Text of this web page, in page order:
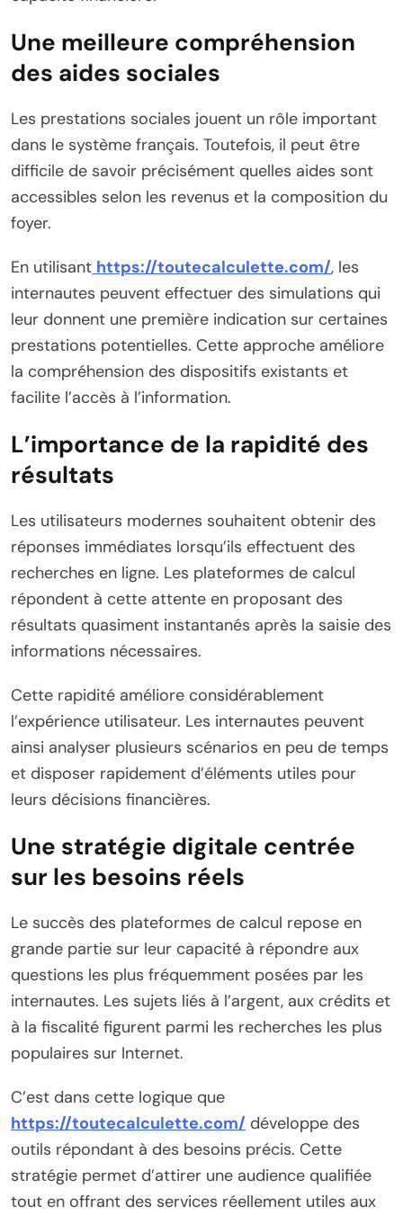
Une meilleure compréhension
des aides sociales
Les prestations sociales jouent un rôle important
dans le système français. Toutefois, il peut être
difficile de savoir précisément quelles aides sont
accessibles selon les revenus et la composition du
foyer.
En utilisant https://toutecalculette.com/, les
internautes peuvent effectuer des simulations qui
leur donnent une première indication sur certaines
prestations potentielles. Cette approche améliore
la compréhension des dispositifs existants et
facilite l’accès à l’information.
L’importance de la rapidité des
résultats
Les utilisateurs modernes souhaitent obtenir des
réponses immédiates lorsqu’ils effectuent des
recherches en ligne. Les plateformes de calcul
répondent à cette attente en proposant des
résultats quasiment instantanés après la saisie des
informations nécessaires.
Cette rapidité améliore considérablement
l’expérience utilisateur. Les internautes peuvent
ainsi analyser plusieurs scénarios en peu de temps
et disposer rapidement d’éléments utiles pour
leurs décisions financières.
Une stratégie digitale centrée
sur les besoins réels
Le succès des plateformes de calcul repose en
grande partie sur leur capacité à répondre aux
questions les plus fréquemment posées par les
internautes. Les sujets liés à l’argent, aux crédits et
à la fiscalité figurent parmi les recherches les plus
populaires sur Internet.
C’est dans cette logique que
https://toutecalculette.com/ développe des
outils répondant à des besoins précis. Cette
stratégie permet d’attirer une audience qualifiée
tout en offrant des services réellement utiles aux